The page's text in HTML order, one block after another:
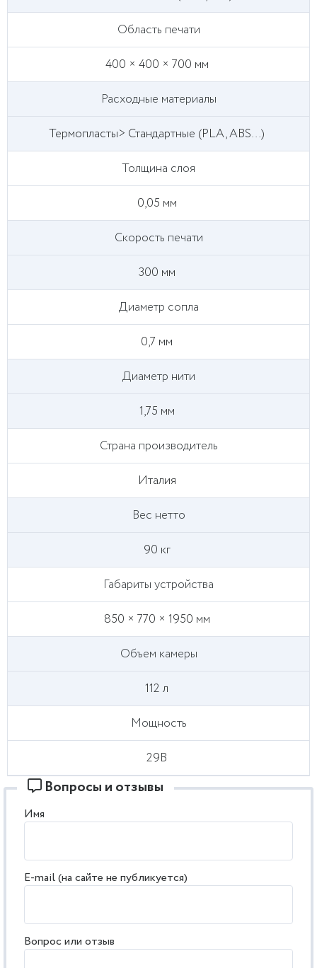
Область печати
400 × 400 × 700 мм
Расходные материалы
Термопласты> Стандартные (PLA, ABS…)
Толщина слоя
0,05 мм
Скорость печати
300 мм
Диаметр сопла
0,7 мм
Диаметр нити
1,75 мм
Страна производитель
Италия
Вес нетто
90 кг
Габариты устройства
850 × 770 × 1950 мм
Объем камеры
112 л
Мощность
29В
Вопросы и отзывы
Имя
E-mail (на сайте не публикуется)
Вопрос или отзыв